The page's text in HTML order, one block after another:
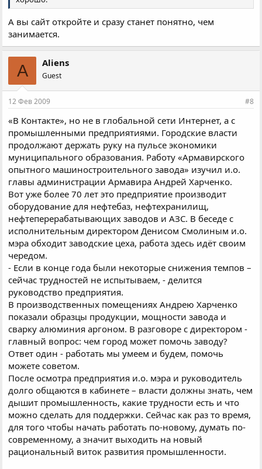
А вы сайт откройте и сразу станет понятно, чем
занимается.
A Aliens
Guest
12 Фев 2009 #8
«В Контакте», но не в глобальной сети Интернет, а с
промышленными предприятиями. Городские власти
продолжают держать руку на пульсе экономики
муниципального образования. Работу «Армавирского
опытного машиностроительного завода» изучил и.о.
главы администрации Армавира Андрей Харченко.
Вот уже более 70 лет это предприятие производит
оборудование для нефтебаз, нефтехранилищ,
нефтеперерабатывающих заводов и АЗС. В беседе с
исполнительным директором Денисом Смолиным и.о.
мэра обходит заводские цеха, работа здесь идёт своим
чередом.
- Если в конце года были некоторые снижения темпов –
сейчас трудностей не испытываем, - делится
руководство предприятия.
В производственных помещениях Андрею Харченко
показали образцы продукции, мощности завода и
сварку алюминия аргоном. В разговоре с директором -
главный вопрос: чем город может помочь заводу?
Ответ один - работать мы умеем и будем, помочь
можете советом.
После осмотра предприятия и.о. мэра и руководитель
долго общаются в кабинете – власти должны знать, чем
дышит промышленность, какие трудности есть и что
можно сделать для поддержки. Сейчас как раз то время,
для того чтобы начать работать по-новому, думать по-
современному, а значит выходить на новый
рациональный виток развития промышленности.